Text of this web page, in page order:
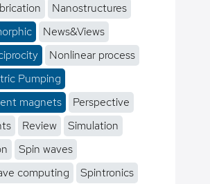
Nanostructures
News&Views
Nonlinear process
Pumping
magnets
Perspective
Review
Simulation
Spin waves
computing
Spintronics